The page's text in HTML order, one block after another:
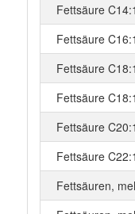
Fettsäure
Fettsäure
Fettsäure
Fettsäure
Fettsäure
Fettsäure
Fettsäuren,